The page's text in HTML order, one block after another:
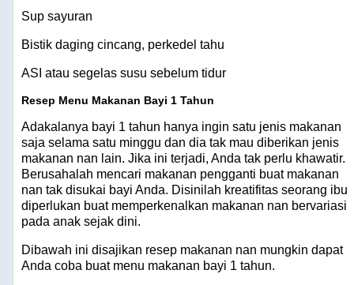
Sup sayuran
Bistik daging cincang, perkedel tahu
ASI atau segelas susu sebelum tidur
Resep Menu Makanan Bayi 1 Tahun
Adakalanya bayi 1 tahun hanya ingin satu jenis makanan
saja selama satu minggu dan dia tak mau diberikan jenis
makanan nan lain. Jika ini terjadi, Anda tak perlu khawatir.
Berusahalah mencari makanan pengganti buat makanan
nan tak disukai bayi Anda. Disinilah kreatifitas seorang ibu
diperlukan buat memperkenalkan makanan nan bervariasi
pada anak sejak dini.
Dibawah ini disajikan resep makanan nan mungkin dapat
Anda coba buat menu makanan bayi 1 tahun.